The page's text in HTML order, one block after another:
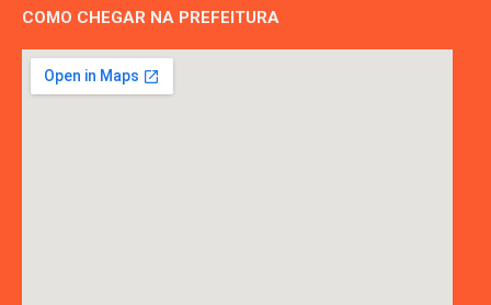
COMO CHEGAR NA PREFEITURA